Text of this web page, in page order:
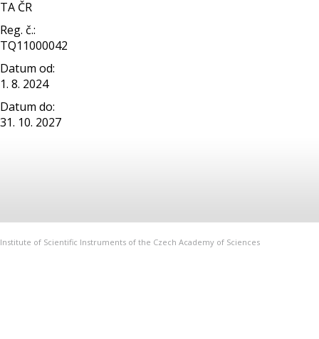
TA ČR
Reg. č.:
TQ11000042
Datum od:
1. 8. 2024
Datum do:
31. 10. 2027
Institute of Scientific Instruments of the Czech Academy of Sciences